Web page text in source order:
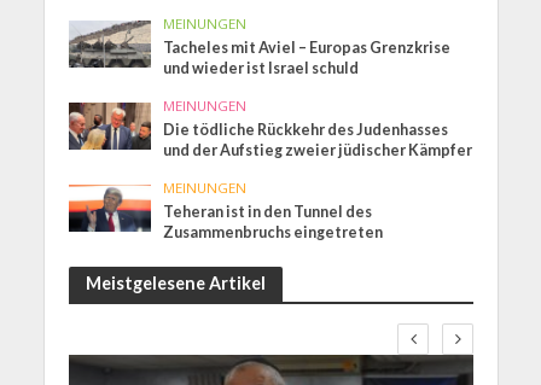
MEINUNGEN
Tacheles mit Aviel – Europas Grenzkrise
und wieder ist Israel schuld
MEINUNGEN
Die tödliche Rückkehr des Judenhasses
und der Aufstieg zweier jüdischer Kämpfer
MEINUNGEN
Teheran ist in den Tunnel des
Zusammenbruchs eingetreten
Meistgelesene Artikel